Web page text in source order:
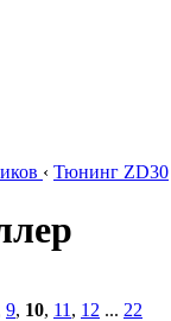
‹ Тюнинг ZD30
9, 10, 11 , 12 ... 22